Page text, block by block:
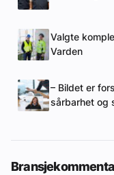
Valgte
Varden
– Bildet er
sårbarhet og